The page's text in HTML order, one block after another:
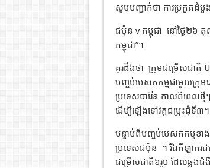
សូមបញ្ជាក់ថា ការប្រកួតដំ
ជប៉ុន v កម្ពុជា នៅថ្ងៃ២៦
កម្ពុជា”។
គួរដឹងថា ក្រុមជម្រើសជាតិ
បញ្ចប់​បេស​ក​កម្ម​ជា​មួយ​ក្រុម​ជ
ប្រទេសបារ៉ែន កាលពីពេលថ្
ដើម្បី​ឡើង​ទៅ​វគ្គ​ជម្រុះ​ជុំទី៣។
បន្ទាប់ពីបញ្ចប់បេសកកម្មខា
ប្រទេសជប៉ុន ។ រីឯ​កី​ឡា​ករ​
ជម្រើស​ជាតិ៦រូប ដែលឆ្លងជំ